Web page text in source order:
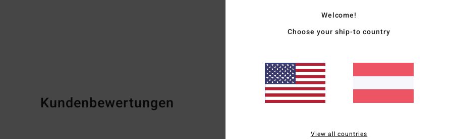
10
Kundenbewertungen
Welcome!
Choose your ship-to country
View all countries